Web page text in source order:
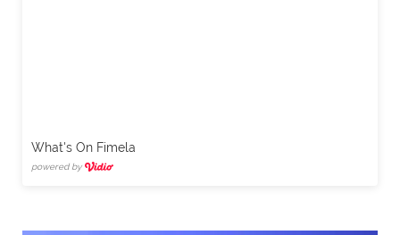
What's On Fimela
powered by